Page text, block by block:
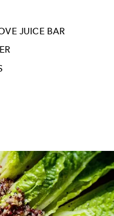
JUICE BAR